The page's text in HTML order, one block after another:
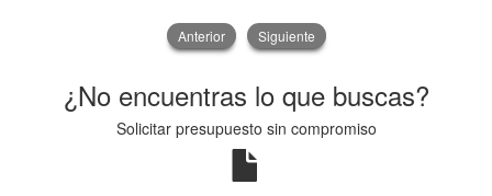
Anterior Siguiente
¿No encuentras lo que buscas?
Solicitar presupuesto sin compromiso